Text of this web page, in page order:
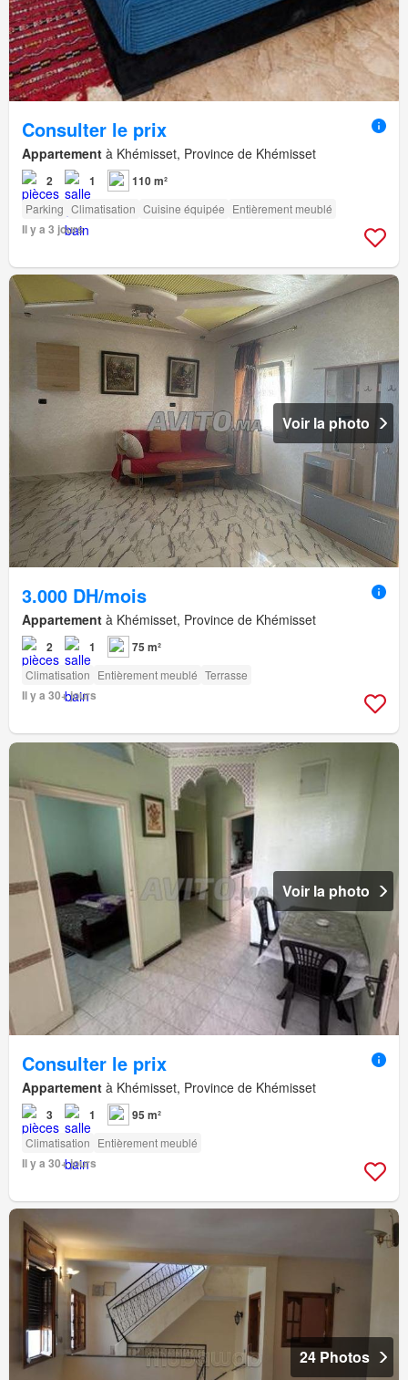
Consulter le prix
Appartement à Khémisset, Province de Khémisset
2 1 110 m²
Parking Climatisation Cuisine équipée Entièrement meublé
Il y a 3 jours
Voir la photo
3.000 DH/mois
Appartement à Khémisset, Province de Khémisset
2 1 75 m²
Climatisation Entièrement meublé Terrasse
Il y a 30+ jours
Voir la photo
Consulter le prix
Appartement à Khémisset, Province de Khémisset
3 1 95 m²
Climatisation Entièrement meublé
Il y a 30+ jours
24 Photos